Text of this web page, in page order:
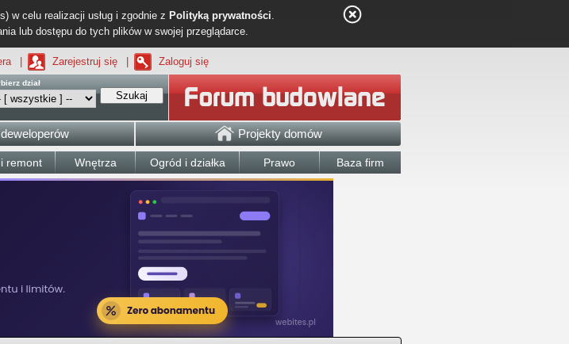
w celu realizacji usług i zgodnie z Polityką prywatności.
lub dostępu do tych plików w swojej przeglądarce.
Zarejestruj się Zaloguj się
dział
Szukaj
Projekty domów
remont Wnętrza Ogród i działka Prawo Baza firm